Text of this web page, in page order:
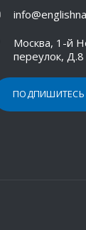
Москва, 1-й
переулок,
ПОДПИШИТЕСЬ